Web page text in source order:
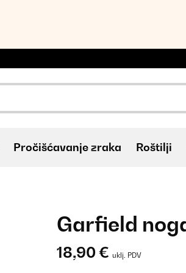
Pročišćavanje zraka Roštilji
Garfield
18,90 € uklj. PDV